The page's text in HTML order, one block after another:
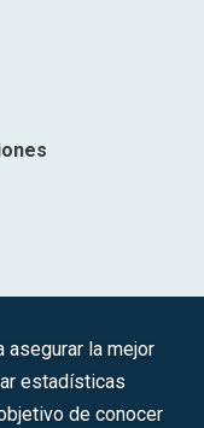
de la Innovación y las
la mejor
estadísticas
de conocer